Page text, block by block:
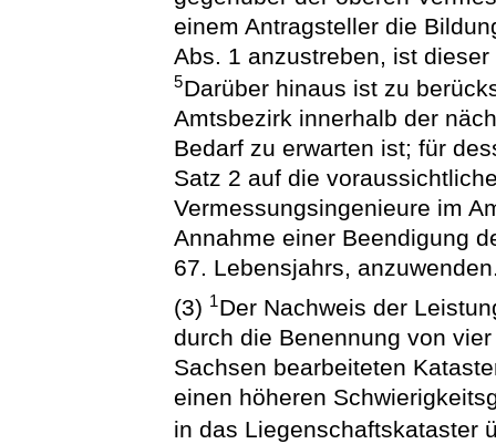
einem Antragsteller die
Abs. 1 anzustreben, ist
5Darüber hinaus ist zu
Amtsbezirk innerhalb der
Bedarf zu erwarten ist; für
Satz 2 auf die
Vermessungsingenieure im
Annahme einer Beendigung
67. Lebensjahrs,
(3) 1Der Nachweis der
durch die Benennung von
Sachsen bearbeiteten
einen höheren
in das Liegenschaftskataster